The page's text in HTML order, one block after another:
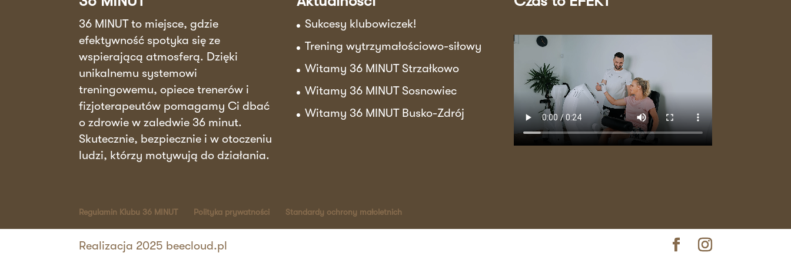
36 MINUT to miejsce, gdzie
efektywność spotyka się ze
wspierającą atmosferą. Dzięki
unikalnemu systemowi
treningowemu, opiece trenerów i
fizjoterapeutów pomagamy Ci dbać
o zdrowie w zaledwie 36 minut.
Skutecznie, bezpiecznie i w otoczeniu
ludzi, którzy motywują do działania.
Sukcesy klubowiczek!
Trening wytrzymałościowo-siłowy
Witamy 36 MINUT Strzałkowo
Witamy 36 MINUT Sosnowiec
Witamy 36 MINUT Busko-Zdrój
Regulamin Klubu 36 MINUT Polityka prywatności Standardy ochrony małoletnich
Realizacja 2025 beecloud.pl